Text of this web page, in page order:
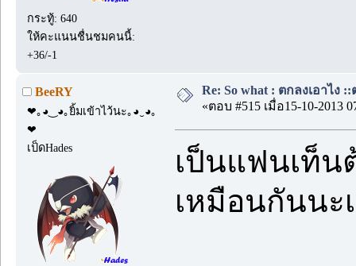
กระทู้: 640
ให้คะแนนชื่นชมคนนี้:
+36/-1
BeeRY
❤｡◕‿◕｡ยิ้มเข้าไว้นะ｡◕‿◕｡
❤
เป็ดHades
Re: So what : ตกลงเอาไง ::
«ตอบ #515 เมื่อ15-10-2013
เป็นแฟนเท็น
เหมือนกันนะ